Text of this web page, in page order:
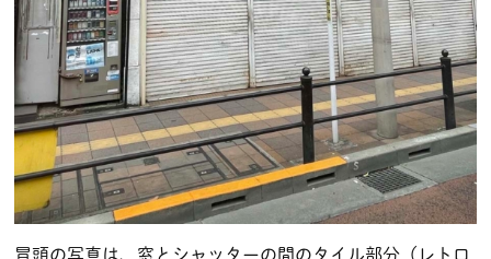
冒頭の写真は、窓とシャッターの間のタイル部分（レトロ